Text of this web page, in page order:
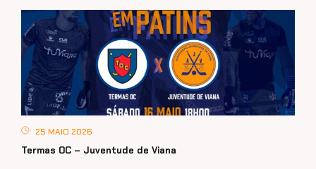
25 MAIO 2026
Termas OC – Juventude de Viana